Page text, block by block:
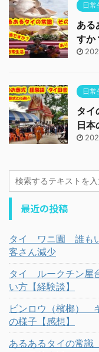
日常
あ
すか
日常
タイ
日
最近の投稿
タイ ワニ園 誰も
客さん減少
タイ ルークチン
い方【経験談】
ビンロウ（檳榔）
の様子【感想】
あるあるタイの常